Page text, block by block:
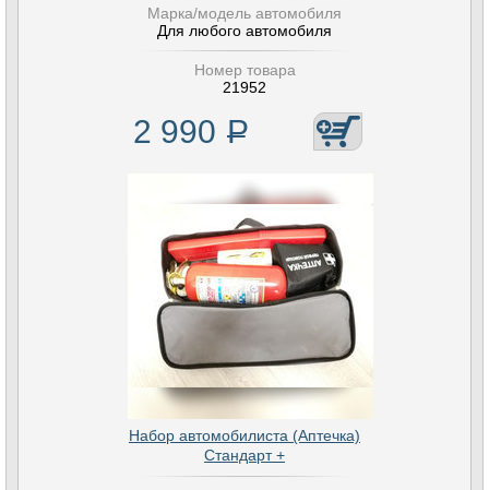
Марка/модель автомобиля
Для любого автомобиля
Номер товара
21952
2 990 Р
Набор автомобилиста (Аптечка)
Стандарт +